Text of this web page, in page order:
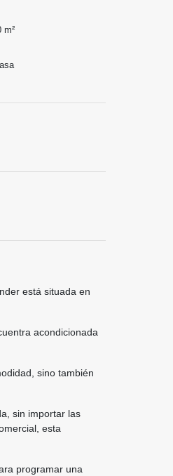
m²
está situada en
acondicionada
sino también
sin importar las
esta
programar una